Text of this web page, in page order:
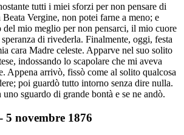
tutti i miei sforzi per non pensare di
Vergine, non potei farne a meno; e
del mio meglio per non pensarci, il mio cuore
di rivederla. Finalmente, oggi, festa
cara Madre celeste. Apparve nel suo solito
indossando lo scapolare che mi aveva
Appena arrivò, fissò come al solito qualcosa
poi guardò tutto intorno senza dire nulla.
sguardo di grande bontà e se ne andò.
5 novembre 1876